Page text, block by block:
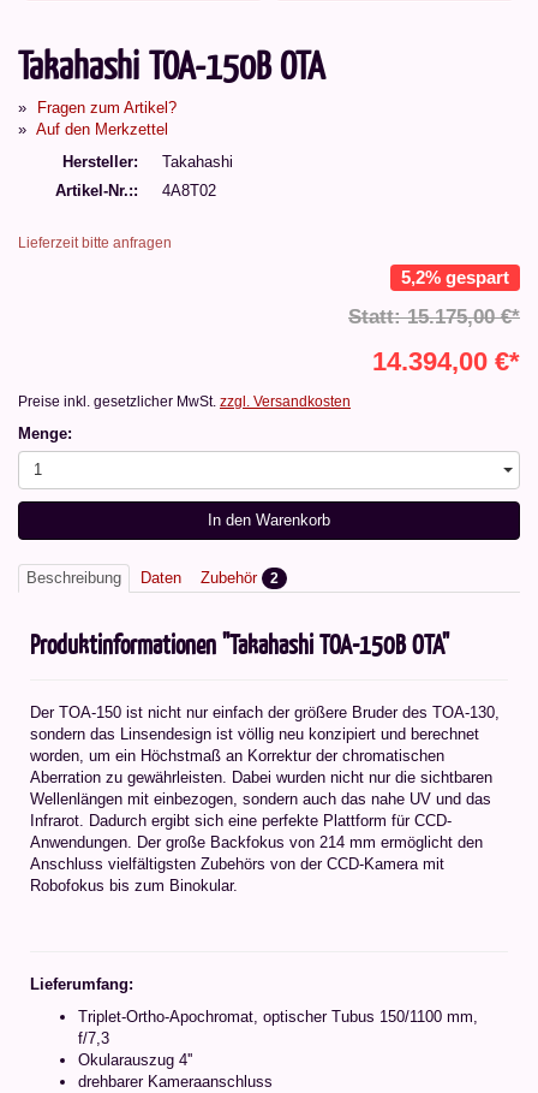
Takahashi TOA-150B OTA
Fragen zum Artikel?
Auf den Merkzettel
Hersteller
Takahashi
Artikel-Nr.:
4A8T02
Lieferzeit bitte anfragen
5,2% gespart
Statt: 15.175,00 €*
14.394,00 €*
Preise inkl. gesetzlicher MwSt. zzgl. Versandkosten
Menge:
1
In den Warenkorb
Beschreibung Daten Zubehör 2
Produktinformationen "Takahashi TOA-150B OTA"
Der TOA-150 ist nicht nur einfach der größere Bruder des TOA-130,
sondern das Linsendesign ist völlig neu konzipiert und berechnet
worden, um ein Höchstmaß an Korrektur der chromatischen
Aberration zu gewährleisten. Dabei wurden nicht nur die sichtbaren
Wellenlängen mit einbezogen, sondern auch das nahe UV und das
Infrarot. Dadurch ergibt sich eine perfekte Plattform für CCD-
Anwendungen. Der große Backfokus von 214 mm ermöglicht den
Anschluss vielfältigsten Zubehörs von der CCD-Kamera mit
Robofokus bis zum Binokular.
Lieferumfang:
Triplet-Ortho-Apochromat, optischer Tubus 150/1100 mm,
f/7,3
Okularauszug 4''
drehbarer Kameraanschluss